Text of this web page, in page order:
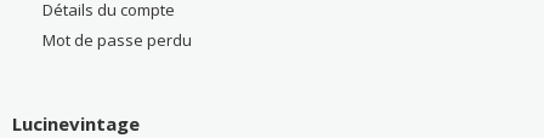
Détails du compte
Mot de passe perdu
Lucinevintage